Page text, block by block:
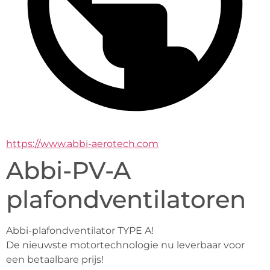
https://www.abbi-aerotech.com
Abbi-PV-A
plafondventilatoren
Abbi-plafondventilator TYPE A!
De nieuwste motortechnologie nu leverbaar voor
een betaalbare prijs!